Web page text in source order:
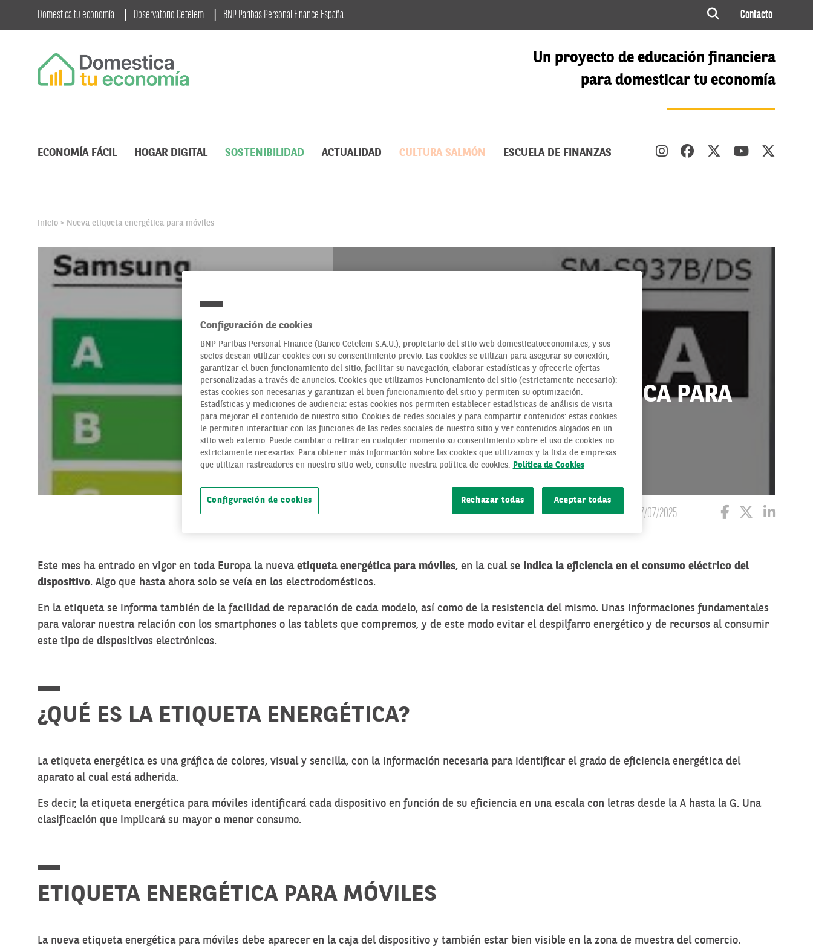
Domestica tu economía Observatorio Cetelem BNP Paribas Personal Finance España Contacto
Un proyecto de educación financiera
para domesticar tu economía
ECONOMÍA FÁCIL HOGAR DIGITAL SOSTENIBILIDAD ACTUALIDAD CULTURA SALMÓN ESCUELA DE FINANZAS
Inicio > Nueva etiqueta energética para móviles
NUEVA ETIQUETA ENERGÉTICA PARA
MÓVILES
VIVIENDA SOSTENIBLE SOSTENIBILIDAD
07/07/2025
Este mes ha entrado en vigor en toda Europa la nueva etiqueta energética para móviles, en la cual se indica la eficiencia en el consumo eléctrico del
dispositivo. Algo que hasta ahora solo se veía en los electrodomésticos.
En la etiqueta se informa también de la facilidad de reparación de cada modelo, así como de la resistencia del mismo. Unas informaciones fundamentales
para valorar nuestra relación con los smartphones o las tablets que compremos, y de este modo evitar el despilfarro energético y de recursos al consumir
este tipo de dispositivos electrónicos.
¿QUÉ ES LA ETIQUETA ENERGÉTICA?
La etiqueta energéticaes una gráfica de colores, visual y sencilla, con la información necesaria para identificar el grado de eficiencia energética del
aparato al cual está adherida.
Es decir, la etiqueta energética para móviles identificará cada dispositivo en función de su eficiencia en una escala con letras desde la A hasta la G. Una
clasificación que implicará su mayor o menor consumo.
ETIQUETA ENERGÉTICA PARA MÓVILES
La nueva etiqueta energética para móviles debe aparecer en la caja del dispositivo y también estar bien visible en la zona de muestra del comercio.
Configuración de cookies
BNP Paribas Personal Finance (Banco Cetelem S.A.U.), propietario del sitio web domesticatueconomia.es, y sus
socios desean utilizar cookies con su consentimiento previo. Las cookies se utilizan para asegurar su conexión,
garantizar el buen funcionamiento del sitio, facilitar su navegación, elaborar estadísticas y ofrecerle ofertas
personalizadas a través de anuncios. Cookies que utilizamos Funcionamiento del sitio (estrictamente necesario):
estas cookies son necesarias y garantizan el buen funcionamiento del sitio y permiten su optimización.
Estadísticas y mediciones de audiencia: estas cookies nos permiten establecer estadísticas de análisis de visita
para mejorar el contenido de nuestro sitio. Cookies de redes sociales y para compartir contenidos: estas cookies
le permiten interactuar con las funciones de las redes sociales de nuestro sitio y ver contenidos alojados en un
sitio web externo. Puede cambiar o retirar en cualquier momento su consentimiento sobre el uso de cookies no
estrictamente necesarias. Para obtener más información sobre las cookies que utilizamos y la lista de empresas
que utilizan rastreadores en nuestro sitio web, consulte nuestra política de cookies:
Política de Cookies
Configuración de cookies Rechazar todas Aceptar todas